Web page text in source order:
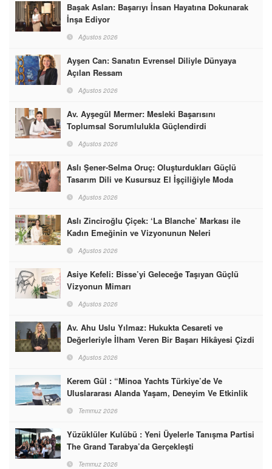
Başak Aslan: Başarıyı İnsan Hayatına Dokunarak
İnşa Ediyor
Ağustos 2026
Ayşen Can: Sanatın Evrensel Diliyle Dünyaya
Açılan Ressam
Ağustos 2026
Av. Ayşegül Mermer: Mesleki Başarısını
Toplumsal Sorumlulukla Güçlendirdi
Ağustos 2026
Aslı Şener-Selma Oruç: Oluşturdukları Güçlü
Tasarım Dili ve Kusursuz El İşçiliğiyle Moda
Dünyasına İmzalarını Attılar
Ağustos 2026
Aslı Zinciroğlu Çiçek: ‘La Blanche’ Markası ile
Kadın Emeğinin ve Vizyonunun Neleri
Başarabileceğinin En Güzel Örneğini Sunuyor
Ağustos 2026
Asiye Kefeli: Bisse’yi Geleceğe Taşıyan Güçlü
Vizyonun Mimarı
Ağustos 2026
Av. Ahu Uslu Yılmaz: Hukukta Cesareti ve
Değerleriyle İlham Veren Bir Başarı Hikâyesi Çizdi
Ağustos 2026
Kerem Gül : “Minoa Yachts Türkiye’de Ve
Uluslararası Alanda Yaşam, Deneyim Ve Etkinlik
Markası Olacak”
Temmuz 2026
Yüzüklüler Kulübü : Yeni Üyelerle Tanışma Partisi
The Grand Tarabya’da Gerçekleşti
Temmuz 2026